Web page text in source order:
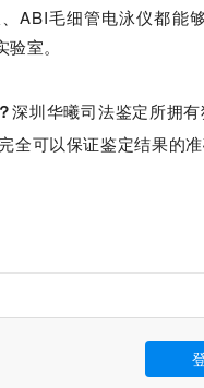
ABI毛细管电泳仪都能
室。
深圳华曦司法鉴定所拥
全可以保证鉴定结果的